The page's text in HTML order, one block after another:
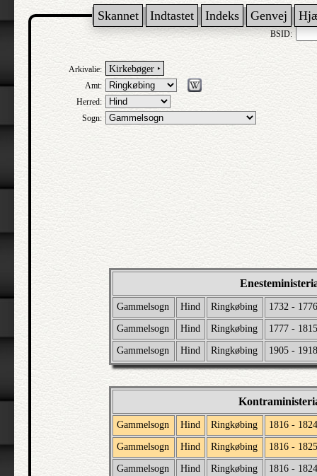
Skannet Indtastet Indeks Genvej
BSID:
Arkivalie: Kirkebøger ‣
Amt:
Herred:
Sogn:
Gammelsogn Hind Ringkøbing 1732 - 1776
Gammelsogn Hind Ringkøbing 1777 - 1815
Gammelsogn Hind Ringkøbing 1905 - 1918
Gammelsogn Hind Ringkøbing 1816 - 1824
Gammelsogn Hind Ringkøbing 1816 - 1825
Gammelsogn Hind Ringkøbing 1816 - 1824